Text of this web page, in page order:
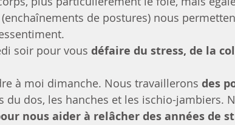
de postures) nous
soir pour vous défaire du stress, de la
à moi dimanche. Nous travaillerons des
du dos, les hanches et les ischio-jambiers.
nous aider à relâcher des années de